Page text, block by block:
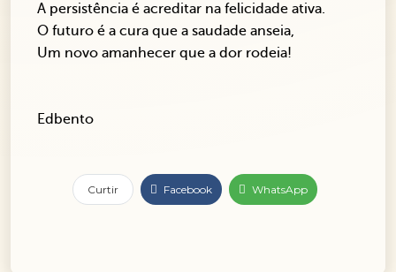
A persistência é acreditar na felicidade ativa.
O futuro é a cura que a saudade anseia,
Um novo amanhecer que a dor rodeia!
Edbento
Curtir Facebook WhatsApp